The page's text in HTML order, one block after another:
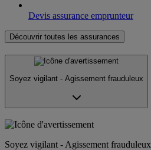
Devis assurance emprunteur
Découvrir toutes les assurances
Soyez vigilant - Agissement frauduleux
Soyez vigilant - Agissement frauduleux